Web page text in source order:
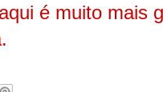
é muito mais
.